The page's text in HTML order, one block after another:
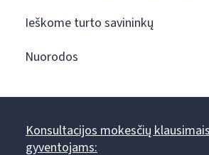
Ieškome turto savininkų
Nuorodos
Konsultacijos mokesčių
gyventojams: